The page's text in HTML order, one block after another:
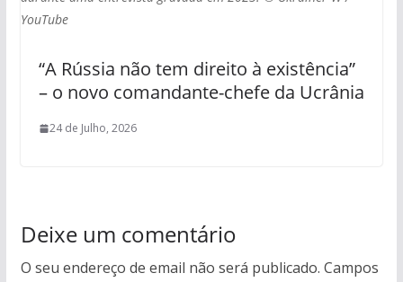
YouTube
“A Rússia não tem direito à existência”
– o novo comandante-chefe da Ucrânia
24 de Julho, 2026
Deixe um comentário
O seu endereço de email não será publicado. Campos